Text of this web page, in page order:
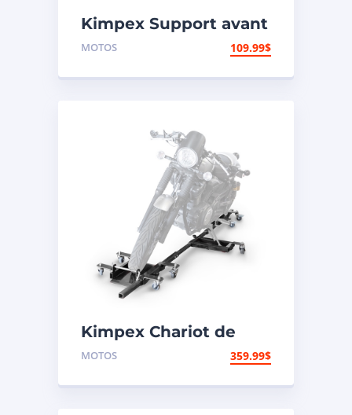
Kimpex Support avant
de motocyclette
MOTOS 109.99$
Kimpex Chariot de
transport long pour
motocyclette – sortie
avant 1500 lb
MOTOS 359.99$